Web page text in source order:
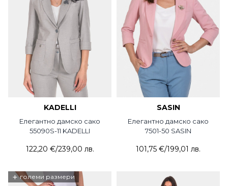
KADELLI
Елегантно дамско сако
55090S-11 KADELLI
122,20 €/239,00 лв.
SASIN
Елегантно дамско сако
7501-50 SASIN
101,75 €/199,01 лв.
+ големи размери